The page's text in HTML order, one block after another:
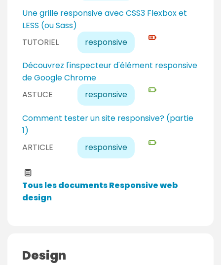
e
r
t
a
u
x
e
r
t
TUTORIEL responsive
Une grille responsive avec CSS3 Flexbox et
LESS (ou Sass)
N
i
v
a
u
x
e
r
t
ASTUCE responsive
Découvrez l'inspecteur d'élément responsive
de Google Chrome
N
i
v
a
u
é
u
t
a
ARTICLE responsive
Comment tester un site responsive? (partie
1)
N
i
v
a
u
d
é
a
Tous les documents Responsive web
design
Design